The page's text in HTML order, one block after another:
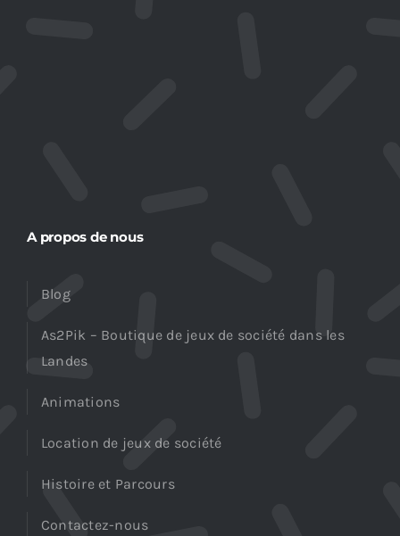
A propos de nous
Blog
As2Pik – Boutique de jeux de société dans les
Landes
Animations
Location de jeux de société
Histoire et Parcours
Contactez-nous